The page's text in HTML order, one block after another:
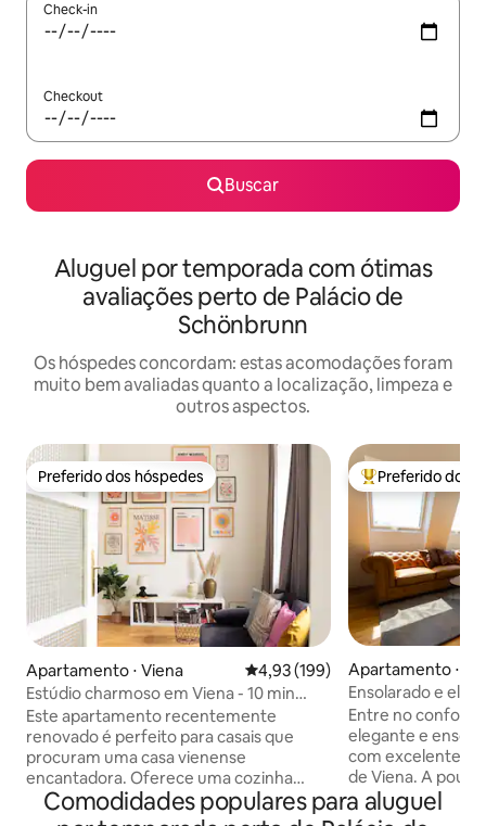
Check-in
Checkout
Buscar
Aluguel por temporada com ótimas
avaliações perto de Palácio de
Schönbrunn
Os hóspedes concordam: estas acomodações foram
muito bem avaliadas quanto a localização, limpeza e
outros aspectos.
Preferido dos hóspedes
Preferido dos hóspedes
Apartamento ⋅ Viena 4,93 de uma avaliação média de
4,93 (199)
Estúdio charmoso em Viena - 10 min
para Schönbrunn
Este apartamento recentemente
renovado é perfeito para casais que
procuram uma casa vienense
encantadora. Oferece uma cozinha
totalmente equipada, um quarto
aconchegante com uma cama
Entre os
Preferido dos
Apartamento ⋅
Ensolarado e
privilegiada,
Entre no
elegante e
com excelentes
de Viena. A
Radetzkyplatz e
apartamento
Comodidades populares para aluguel